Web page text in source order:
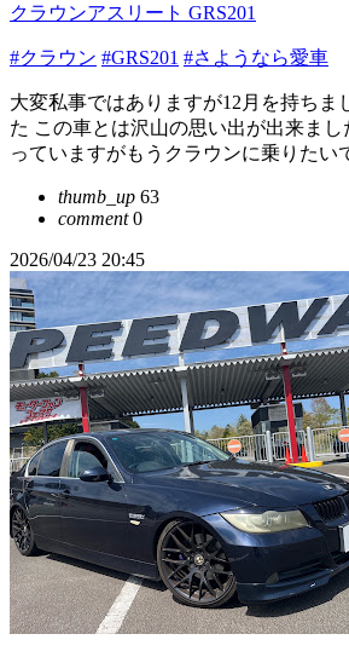
クラウンアスリート GRS201
#クラウン #GRS201 #さようなら愛車
大変私事ではありますが12月を持ちま
た この車とは沢山の思い出が出来ま
っていますがもうクラウンに乗りたい
thumb_up 63
comment0
2026/04/23 20:45